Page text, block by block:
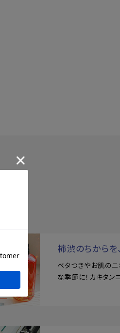
柿渋のちからを
ベタつきやお肌の
な季節に！カキタン